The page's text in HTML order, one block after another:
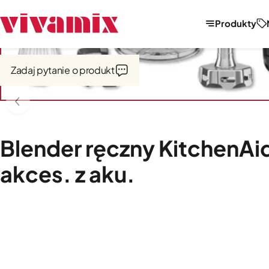
Produkty
Urządzenia bezprzewodowe KitchenAid Go
Blender ręczny
akces. z aku.
Zadaj pytanie o produkt